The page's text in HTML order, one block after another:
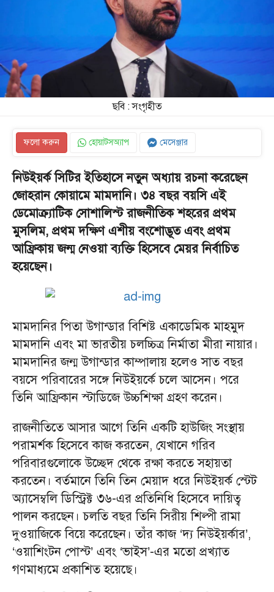
ছবি : সংগৃহীত
ফলো করুন হোয়াটসঅ্যাপ মেসেঞ্জার
নিউইয়র্ক সিটির ইতিহাসে নতুন অধ্যায় রচনা করেছেন
জোহরান কোয়ামে মামদানি। ৩৪ বছর বয়সি এই
ডেমোক্র্যাটিক সোশালিস্ট রাজনীতিক শহরের প্রথম
মুসলিম, প্রথম দক্ষিণ এশীয় বংশোদ্ভূত এবং প্রথম
আফ্রিকায় জন্ম নেওয়া ব্যক্তি হিসেবে মেয়র নির্বাচিত
হয়েছেন।
মামদানির পিতা উগান্ডার বিশিষ্ট একাডেমিক মাহমুদ
মামদানি এবং মা ভারতীয় চলচ্চিত্র নির্মাতা মীরা নায়ার।
মামদানির জন্ম উগান্ডার কাম্পালায় হলেও সাত বছর
বয়সে পরিবারের সঙ্গে নিউইয়র্কে চলে আসেন। পরে
তিনি আফ্রিকান স্টাডিজে উচ্চশিক্ষা গ্রহণ করেন।
রাজনীতিতে আসার আগে তিনি একটি হাউজিং সংস্থায়
পরামর্শক হিসেবে কাজ করতেন, যেখানে গরিব
পরিবারগুলোকে উচ্ছেদ থেকে রক্ষা করতে সহায়তা
করতেন। বর্তমানে তিনি তিন মেয়াদ ধরে নিউইয়র্ক স্টেট
অ্যাসেম্বলি ডিস্ট্রিক্ট ৩৬-এর প্রতিনিধি হিসেবে দায়িত্ব
পালন করছেন। চলতি বছর তিনি সিরীয় শিল্পী রামা
দুওয়াজিকে বিয়ে করেছেন। তাঁর কাজ ‘দ্য নিউইয়র্কার’,
‘ওয়াশিংটন পোস্ট’ এবং ‘ভাইস’-এর মতো প্রখ্যাত
গণমাধ্যমে প্রকাশিত হয়েছে।